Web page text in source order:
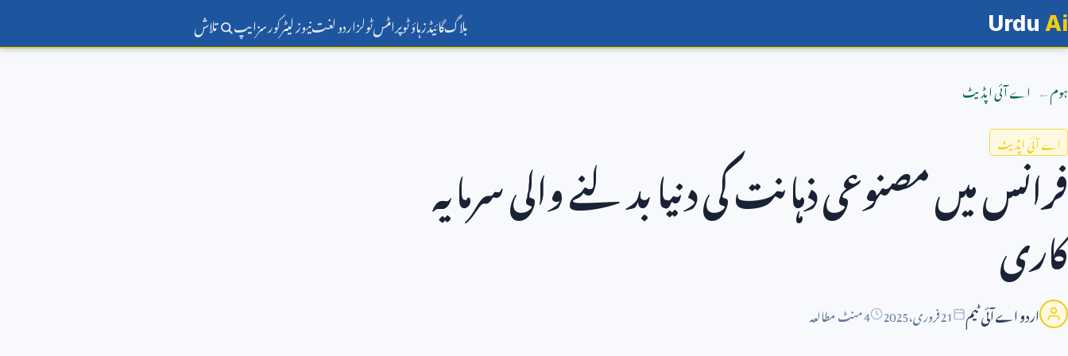
Urdu Ai بلاگگائیڈزہاؤ ٹوپرامٹسٹولزاردو لغتنیوز لیٹرکورسزایپ تلاش
ہوم اے آئی اپڈیٹ
اے آئی اپڈیٹ
فرانس میں مصنوعی ذہانت کی دنیا بدلنے والی سرمایہ
کاری
اردو اے آئی ٹیم 21فروری،2025 4 منٹ مطالعہ